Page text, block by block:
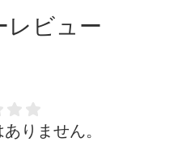
配送無料！最高でし
た。写真が下手で申
レビュー
りません。